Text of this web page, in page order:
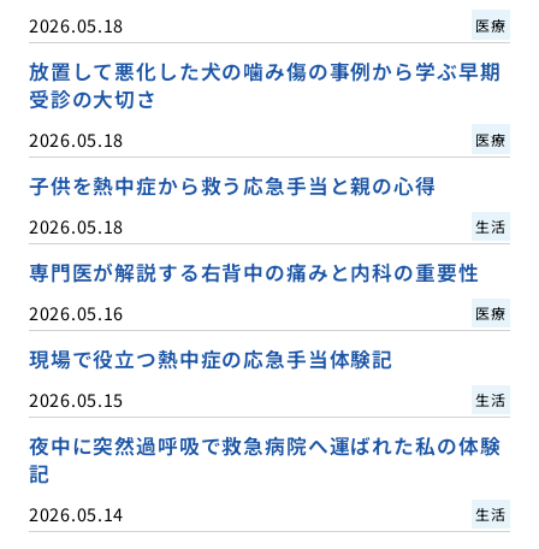
2026.05.18 医療
放置して悪化した犬の噛み傷の事例から学ぶ早期
受診の大切さ
2026.05.18 医療
子供を熱中症から救う応急手当と親の心得
2026.05.18 生活
専門医が解説する右背中の痛みと内科の重要性
2026.05.16 医療
現場で役立つ熱中症の応急手当体験記
2026.05.15 生活
夜中に突然過呼吸で救急病院へ運ばれた私の体験
記
2026.05.14 生活